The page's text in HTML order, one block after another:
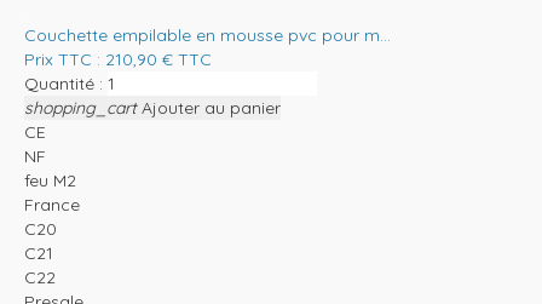
Couchette empilable en mousse pvc pour m...
Prix TTC : 210,90 € TTC
Quantité :
shopping_cart Ajouter au panier
CE
NF
feu M2
France
C20
C21
C22